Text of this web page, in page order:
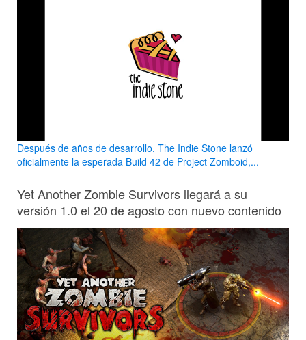
Después de años de desarrollo, The Indie Stone lanzó
oficialmente la esperada Build 42 de Project Zomboid,...
Yet Another Zombie Survivors llegará a su
versión 1.0 el 20 de agosto con nuevo contenido